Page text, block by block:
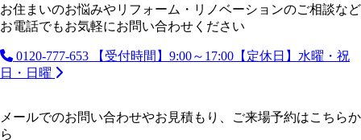
お住まいのお悩みやリフォーム・リノベーションのご相談など
お電話でもお気軽にお問い合わせください
0120-777-653
【受付時間】9:00～17:00【定休日】水曜・祝
日・日曜
メールでのお問い合わせやお見積もり、ご来場予約はこちらか
ら